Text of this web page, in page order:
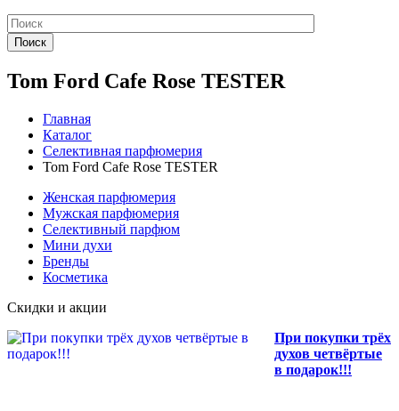
Поиск
Tom Ford Cafe Rose TESTER
Главная
Каталог
Селективная парфюмерия
Tom Ford Cafe Rose TESTER
Женская парфюмерия
Мужская парфюмерия
Селективный парфюм
Мини духи
Бренды
Косметика
Скидки и акции
При покупки трёх
духов четвёртые
в подарок!!!